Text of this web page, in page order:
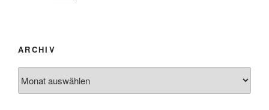
ARCHIV